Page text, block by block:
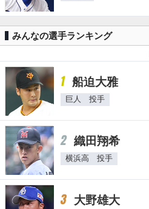
みんなの選手ランキング
1 船迫大雅
巨人 投手
2 織田翔希
横浜高 投手
3 大野雄大